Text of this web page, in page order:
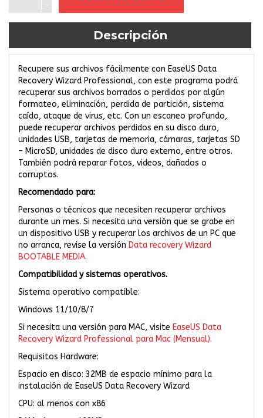
Descripción
Recupere sus archivos fácilmente con EaseUS Data
Recovery Wizard Professional, con este programa podrá
recuperar sus archivos borrados o perdidos por algún
formateo, eliminación, perdida de partición, sistema
caído, ataque de virus, etc. Con un escaneo profundo,
puede recuperar archivos perdidos en su disco duro,
unidades USB, tarjetas de memoria, cámaras, tarjetas SD
– MicroSD, unidades de disco duro externo, entre otros.
También podrá reparar fotos, videos, dañados o
corruptos.
Recomendado para:
Personas o técnicos que necesiten recuperar archivos
durante un mes. Si necesita una versión que se grabe en
un dispositivo USB y recuperar los archivos de un PC que
no arranca, revise la versión Data recovery Wizard
BOOTABLE MEDIA.
Compatibilidad y sistemas operativos.
Sistema operativo compatible:
Windows 11/10/8/7
Si necesita una versión para MAC, visite EaseUS Data
Recovery Wizard Professional para Mac (Mensual).
Requisitos Hardware:
Espacio en disco: 32MB de espacio mínimo para la
instalación de EaseUS Data Recovery Wizard
CPU: al menos con x86